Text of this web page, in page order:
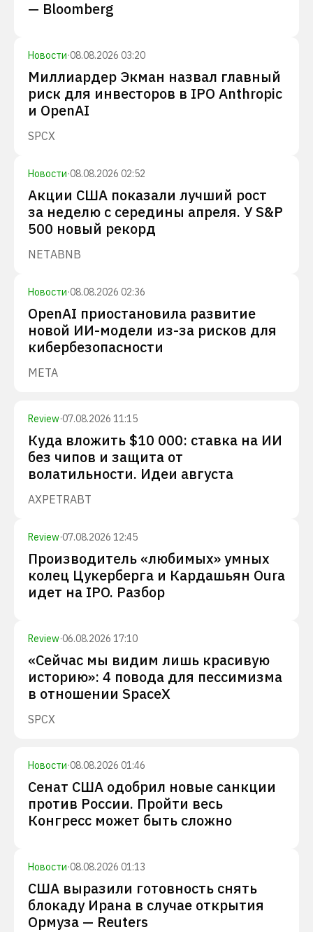
— Bloomberg
Новости·08.08.2026 03:20
Миллиардер Экман назвал главный
риск для инвесторов в IPO Anthropic
и OpenAI
SPCX
Новости·08.08.2026 02:52
Акции США показали лучший рост
за неделю с середины апреля. У S&P
500 новый рекорд
NETABNB
Новости·08.08.2026 02:36
OpenAI приостановила развитие
новой ИИ-модели из-за рисков для
кибербезопасности
META
Review·07.08.2026 11:15
Куда вложить $10 000: ставка на ИИ
без чипов и защита от
волатильности. Идеи августа
AXPETRABT
Review·07.08.2026 12:45
Производитель «любимых» умных
колец Цукерберга и Кардашьян Oura
идет на IPO. Разбор
Review·06.08.2026 17:10
«Сейчас мы видим лишь красивую
историю»: 4 повода для пессимизма
в отношении SpaceX
SPCX
Новости·08.08.2026 01:46
Сенат США одобрил новые санкции
против России. Пройти весь
Конгресс может быть сложно
Новости·08.08.2026 01:13
США выразили готовность снять
блокаду Ирана в случае открытия
Ормуза — Reuters